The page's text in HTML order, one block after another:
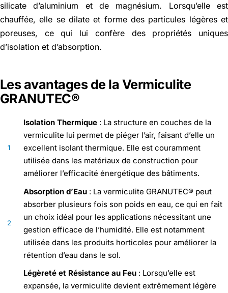
silicate d’aluminium et de magnésium. Lorsqu’elle est
chauffée, elle se dilate et forme des particules légères et
poreuses, ce qui lui confère des propriétés uniques
d’isolation et d’absorption.
Les avantages de la Vermiculite
GRANUTEC®
1
Isolation Thermique: La structure en couches de la
vermiculite lui permet de piéger l’air, faisant d’elle un
excellent isolant thermique. Elle est couramment
utilisée dans les matériaux de construction pour
améliorer l’efficacité énergétique des bâtiments.
2
Absorption d’Eau: La vermiculite GRANUTEC® peut
absorber plusieurs fois son poids en eau, ce qui en fait
un choix idéal pour les applications nécessitant une
gestion efficace de l’humidité. Elle est notamment
utilisée dans les produits horticoles pour améliorer la
rétention d’eau dans le sol.
Légèreté et Résistance au Feu: Lorsqu’elle est
expansée, la vermiculite devient extrêmement légère